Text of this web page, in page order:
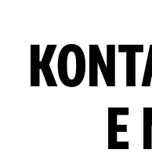
E